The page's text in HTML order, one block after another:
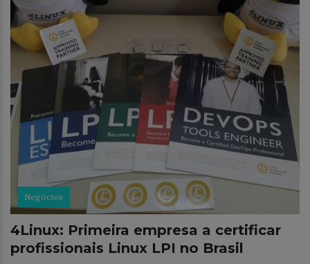
Negócios
4Linux: Primeira empresa a certificar
profissionais Linux LPI no Brasil